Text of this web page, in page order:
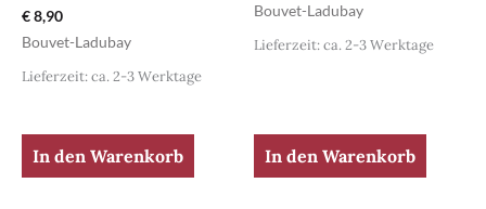
€8,90
Bouvet-Ladubay
Lieferzeit: ca. 2-3 Werktage
In den Warenkorb
Bouvet-Ladubay
Lieferzeit: ca. 2-3 Werktage
In den Warenkorb